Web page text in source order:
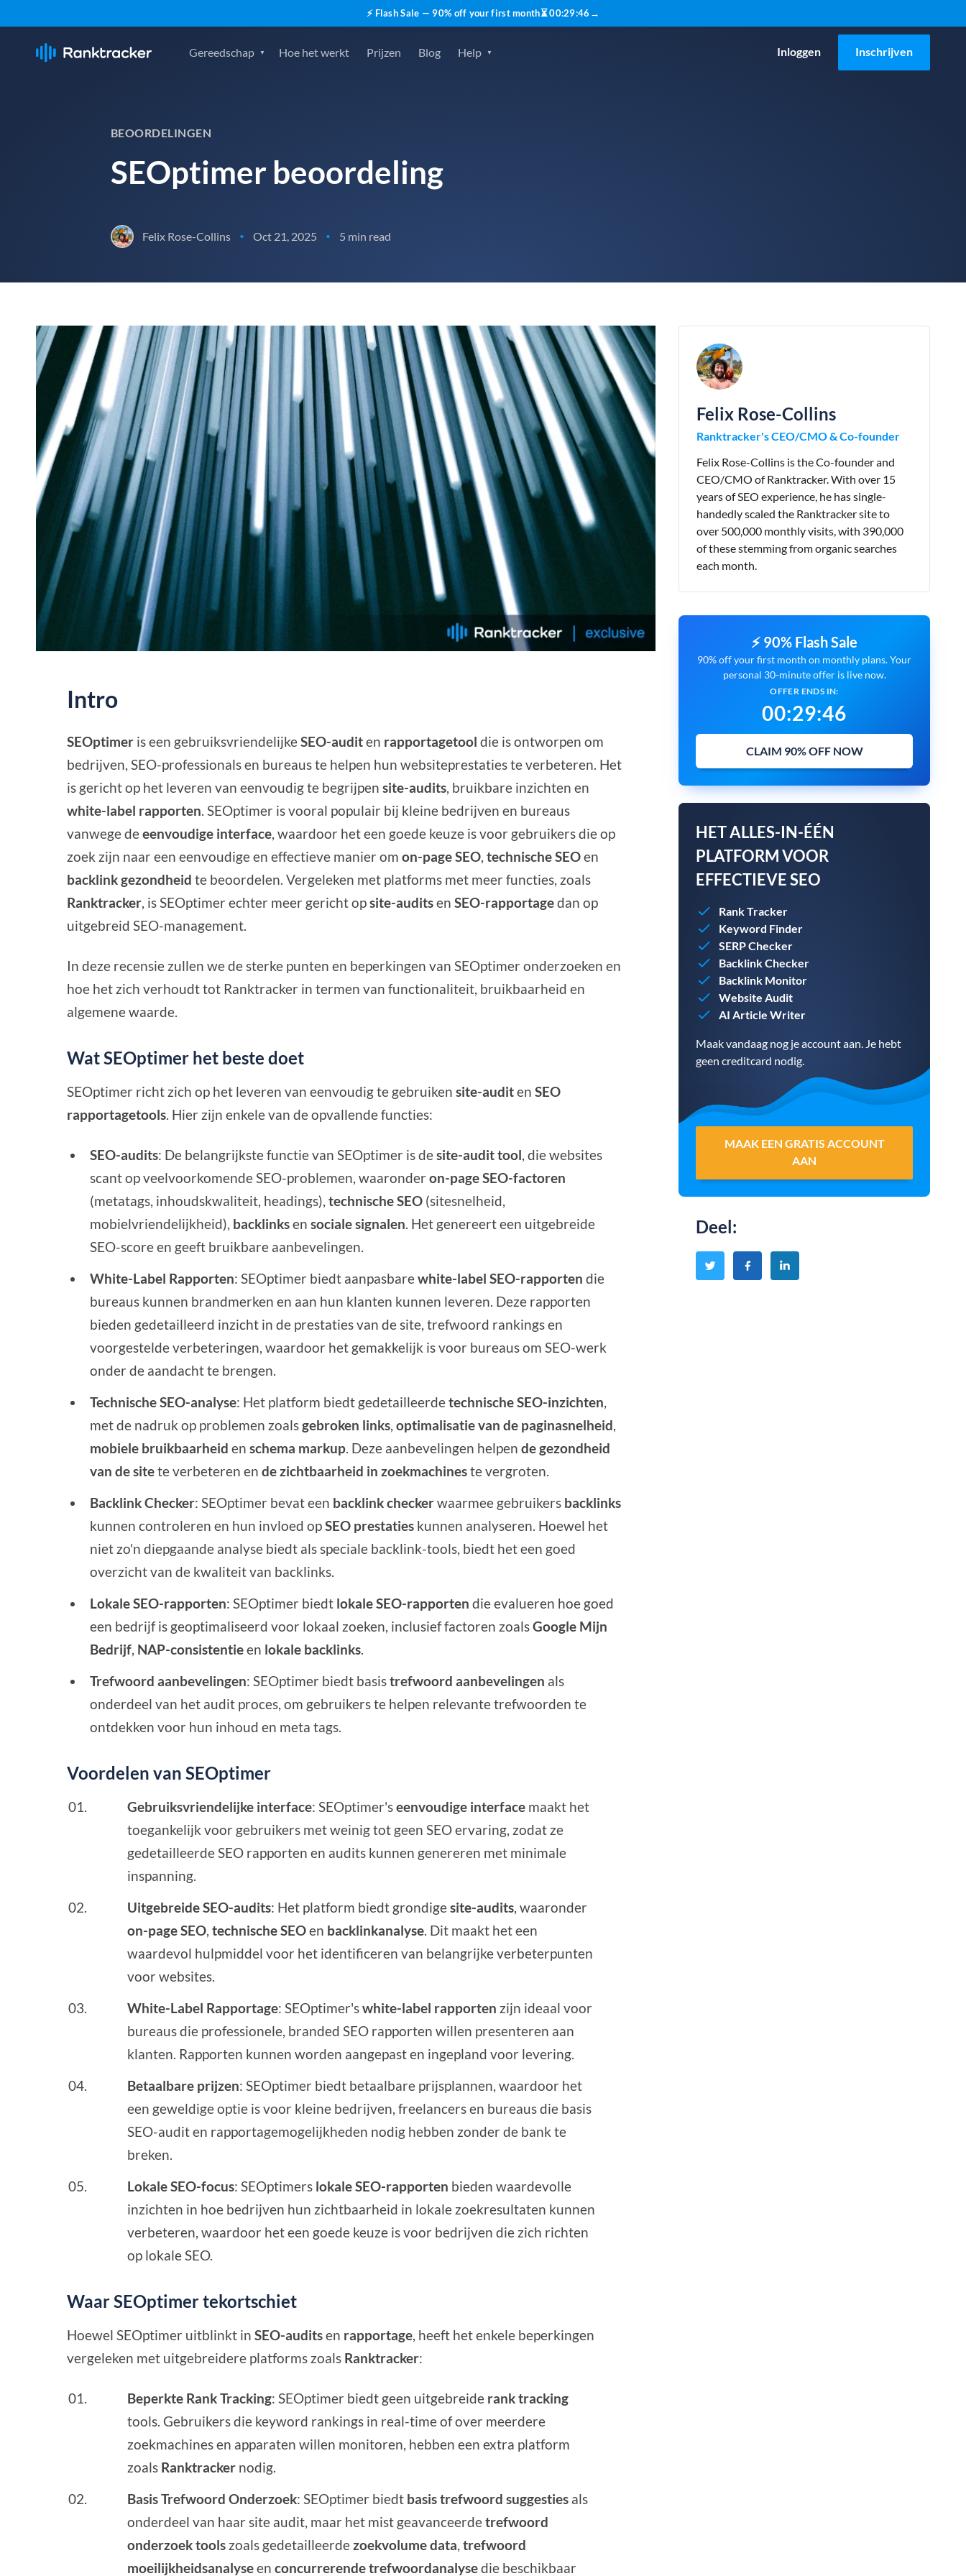
⚡ Flash Sale — 90% off your first month⏳00:29:45 →
Gereedschap Hoe het werkt Prijzen Blog Help Inloggen Inschrijven
BEOORDELINGEN
SEOptimer beoordeling
Felix Rose-Collins • Oct 21, 2025 • 5 min read
Intro
SEOptimer is een gebruiksvriendelijkeSEO-auditen rapportagetool die is ontworpen om
bedrijven, SEO-professionals en bureaus te helpen hun websiteprestaties te verbeteren. Het
is gericht op het leveren van eenvoudig te begrijpensite-audits , bruikbare inzichten en
white-label rapporten . SEOptimer is vooral populair bij kleine bedrijven en bureaus
vanwege deeenvoudige interface , waardoor het een goede keuze is voor gebruikers die op
zoek zijn naar een eenvoudige en effectieve manier omon-page SEO ,technische SEOen
backlink gezondheid te beoordelen. Vergeleken met platforms met meer functies, zoals
Ranktracker , is SEOptimer echter meer gericht opsite-auditsenSEO-rapportagedan op
uitgebreid SEO-management.
In deze recensie zullen we de sterke punten en beperkingen van SEOptimer onderzoeken en
hoe het zich verhoudt tot Ranktracker in termen van functionaliteit, bruikbaarheid en
algemene waarde.
Wat SEOptimer het beste doet
SEOptimer richt zich op het leveren van eenvoudig te gebruikensite-auditenSEO
rapportagetools . Hier zijn enkele van de opvallende functies:
SEO-audits: De belangrijkste functie van SEOptimer is desite-audit tool , die websites
scant op veelvoorkomende SEO-problemen, waaronderon-page SEO-factoren
(metatags, inhoudskwaliteit, headings),technische SEO (sitesnelheid,
mobielvriendelijkheid), backlinksensociale signalen . Het genereert een uitgebreide
SEO-score en geeft bruikbare aanbevelingen.
White-Label Rapporten: SEOptimer biedt aanpasbarewhite-label SEO-rapporten die
bureaus kunnen brandmerken en aan hun klanten kunnen leveren. Deze rapporten
bieden gedetailleerd inzicht in de prestaties van de site, trefwoord rankings en
voorgestelde verbeteringen, waardoor het gemakkelijk is voor bureaus om SEO-werk
onder de aandacht te brengen.
Technische SEO-analyse: Het platform biedt gedetailleerdetechnische SEO-inzichten
met de nadruk op problemen zoalsgebroken links ,optimalisatie van de paginasnelheid
mobiele bruikbaarheid enschema markup . Deze aanbevelingen helpende gezondheid
van de sitete verbeteren ende zichtbaarheid in zoekmachineste vergroten.
Backlink Checker: SEOptimer bevat een backlink checkerwaarmee gebruikers backlinks
kunnen controleren en hun invloed opSEO prestaties kunnen analyseren. Hoewel het
niet zo'n diepgaande analyse biedt als speciale backlink-tools, biedt het een goed
overzicht van de kwaliteit van backlinks.
Lokale SEO-rapporten: SEOptimer biedt lokale SEO-rapporten die evalueren hoe goed
een bedrijf is geoptimaliseerd voor lokaal zoeken, inclusief factoren zoalsGoogle Mijn
Bedrijf NAP-consistentieen lokale backlinks
Trefwoord aanbevelingen: SEOptimer biedt basistrefwoord aanbevelingen als
onderdeel van het audit proces, om gebruikers te helpen relevante trefwoorden te
ontdekken voor hun inhoud en meta tags.
Voordelen van SEOptimer
Gebruiksvriendelijke interface: SEOptimer'seenvoudige interface maakt het
toegankelijk voor gebruikers met weinig tot geen SEO ervaring, zodat ze
gedetailleerde SEO rapporten en audits kunnen genereren met minimale
inspanning.
Uitgebreide SEO-audits: Het platform biedt grondigesite-audits , waaronder
on-page SEO ,technische SEOen backlinkanalyse . Dit maakt het een
waardevol hulpmiddel voor het identificeren van belangrijke verbeterpunten
voor websites.
White-Label Rapportage: SEOptimer'swhite-label rapporten zijn ideaal voor
bureaus die professionele, branded SEO rapporten willen presenteren aan
klanten. Rapporten kunnen worden aangepast en ingepland voor levering.
Betaalbare prijzen: SEOptimer biedt betaalbare prijsplannen, waardoor het
een geweldige optie is voor kleine bedrijven, freelancers en bureaus die basis
SEO-audit en rapportagemogelijkheden nodig hebben zonder de bank te
breken.
Lokale SEO-focus: SEOptimers lokale SEO-rapporten bieden waardevolle
inzichten in hoe bedrijven hun zichtbaarheid in lokale zoekresultaten kunnen
verbeteren, waardoor het een goede keuze is voor bedrijven die zich richten
op lokale SEO.
Waar SEOptimer tekortschiet
Hoewel SEOptimer uitblinkt inSEO-auditsen rapportage , heeft het enkele beperkingen
vergeleken met uitgebreidere platforms zoals Ranktracker:
Beperkte Rank Tracking: SEOptimer biedt geen uitgebreide rank tracking
tools. Gebruikers die keyword rankings in real-time of over meerdere
zoekmachines en apparaten willen monitoren, hebben een extra platform
zoals Ranktracker nodig.
Basis Trefwoord Onderzoek: SEOptimer biedt basis trefwoord suggesties als
onderdeel van haar site audit, maar het mist geavanceerdetrefwoord
onderzoek tools zoals gedetailleerde zoekvolume data ,trefwoord
moeilijkheidsanalyseenconcurrerende trefwoordanalysedie beschikbaar
Felix Rose-Collins
Ranktracker's CEO/CMO & Co-founder
Felix Rose-Collins is the Co-founder and
CEO/CMO of Ranktracker. With over 15
years of SEO experience, he has single-
handedly scaled the Ranktracker site to
over 500,000 monthly visits, with 390,000
of these stemming from organic searches
each month.
⚡ 90% Flash Sale
90% off your first month on monthly plans. Your
personal 30-minute offer is live now.
OFFER ENDS IN:
00:29:45
CLAIM 90% OFF NOW
HET ALLES-IN-ÉÉN
PLATFORM VOOR
EFFECTIEVE SEO
Rank Tracker
Keyword Finder
SERP Checker
Backlink Checker
Backlink Monitor
Website Audit
AI Article Writer
Maak vandaag nog je account aan. Je hebt
geen creditcard nodig.
MAAK EEN GRATIS ACCOUNT
AAN
Deel: